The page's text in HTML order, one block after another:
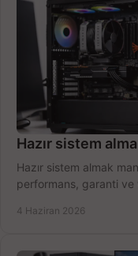
Hazır sistem
Hazır sistem almak
performans, garanti ve
4 Haziran 2026